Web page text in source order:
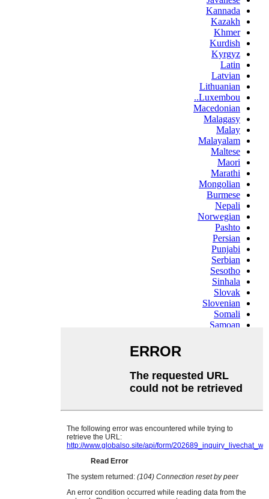
Kannada
Kazakh
Khmer
Kurdish
Kyrgyz
Latin
Latvian
Lithuanian
Luxembou..
Macedonian
Malagasy
Malay
Malayalam
Maltese
Maori
Marathi
Mongolian
Burmese
Nepali
Norwegian
Pashto
Persian
Punjabi
Serbian
Sesotho
Sinhala
Slovak
Slovenian
Somali
Samoan
Swahili
Tajik
Telugu
Ukrainian
Urdu
Welsh
Xhosa